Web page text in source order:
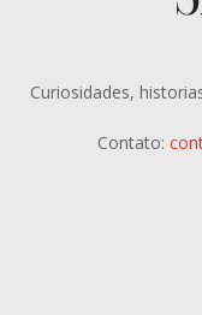
Curiosidades,
Contato: